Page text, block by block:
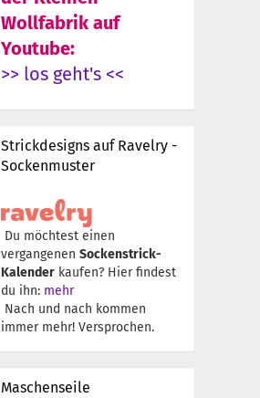
Wollfabrik auf
Youtube:
>> los geht's <<
Strickdesigns auf Ravelry -
Sockenmuster
Du möchtest einen
vergangenen Sockenstrick-
Kalender kaufen? Hier findest
du ihn: mehr
Nach und nach kommen
immer mehr! Versprochen.
Maschenseile